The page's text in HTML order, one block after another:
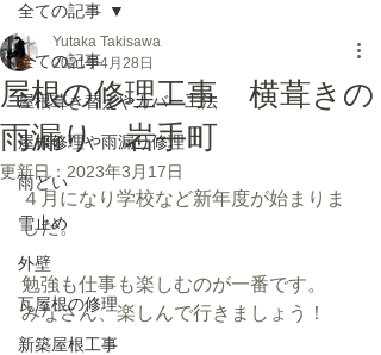
全ての記事
屋根葺き替えやカバー工法
屋根修理や雨漏り修理
雨どい
雪止め
外壁
瓦屋根の修理
新築屋根工事
全ての記事
屋根の修理工事 横葺きの
雨漏り 岩手町
Yutaka Takisawa
2021年4月28日
更新日： 2023年3月17日
４月になり学校など新年度が始まりま
した。
勉強も仕事も楽しむのが一番です。
みなさん、楽しんで行きましょう！